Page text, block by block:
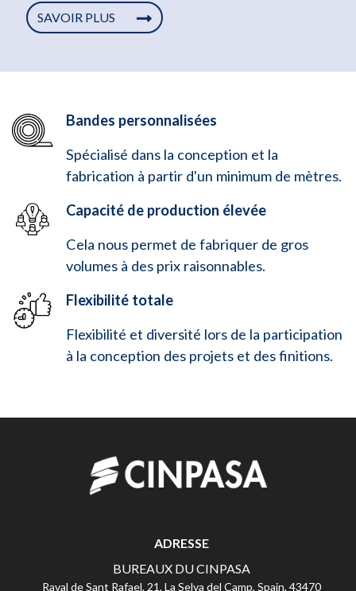
SAVOIR PLUS
Bandes personnalisées
Spécialisé dans la conception et la
fabrication à partir d'un minimum de mètres.
Capacité de production élevée
Cela nous permet de fabriquer de gros
volumes à des prix raisonnables.
Flexibilité totale
Flexibilité et diversité lors de la participation
à la conception des projets et des finitions.
ADRESSE
BUREAUX DU CINPASA
Raval de Sant Rafael, 21, La Selva del Camp, Spain, 43470